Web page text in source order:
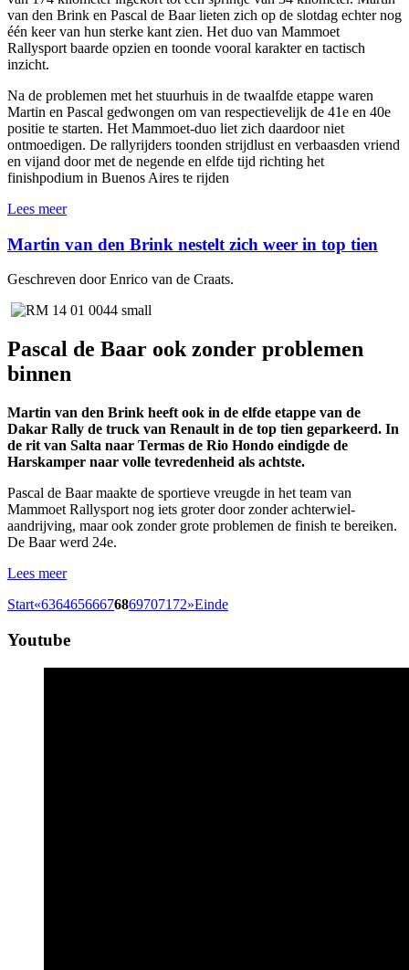
van den Brink en Pascal de Baar lieten zich op de slotdag echter nog
één keer van hun sterke kant zien. Het duo van Mammoet
Rallysport baarde opzien en toonde vooral karakter en tactisch
inzicht.
Na de problemen met het stuurhuis in de twaalfde etappe waren
Martin en Pascal gedwongen om van respectievelijk de 41e en 40e
positie te starten. Het Mammoet-duo liet zich daardoor niet
ontmoedigen. De rallyrijders toonden strijdlust en verbaasden vriend
en vijand door met de negende en elfde tijd richting het
finishpodium in Buenos Aires te rijden
Lees meer
Martin van den Brink nestelt zich weer in top tien
Geschreven door Enrico van de Craats.
Pascal de Baar ook zonder problemen
binnen
Martin van den Brink heeft ook in de elfde etappe van de
Dakar Rally de truck van Renault in de top tien geparkeerd. In
de rit van Salta naar Termas de Rio Hondo eindigde de
Harskamper naar volle tevredenheid als achtste.
Pascal de Baar maakte de sportieve vreugde in het team van
Mammoet Rallysport nog iets groter door zonder achterwiel-
aandrijving, maar ook zonder grote problemen de finish te bereiken.
De Baar werd 24e.
Lees meer
Start«636465666768697071 72»Einde
Youtube